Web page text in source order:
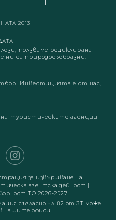
2013
ползваме рециклирана
ни са природосъобразни.
Инвестицията е от нас,
на туристическите агенции
за извършване на
агентска дейност |
ТО 2026-2027
съгласно чл. 82 от ЗТ може
нашите офиси.